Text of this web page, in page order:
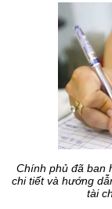
Chính phủ đã ban
chi tiết và hướng
tài